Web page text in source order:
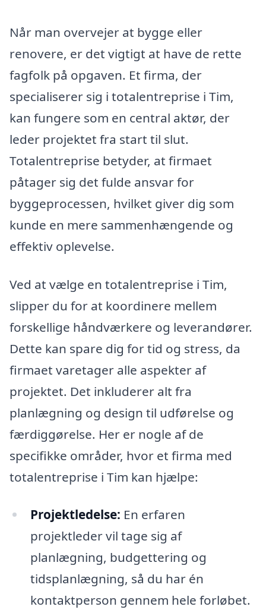
Når man overvejer at bygge eller
renovere, er det vigtigt at have de rette
fagfolk på opgaven. Et firma, der
specialiserer sig i totalentreprise i Tim,
kan fungere som en central aktør, der
leder projektet fra start til slut.
Totalentreprise betyder, at firmaet
påtager sig det fulde ansvar for
byggeprocessen, hvilket giver dig som
kunde en mere sammenhængende og
effektiv oplevelse.
Ved at vælge en totalentreprise i Tim,
slipper du for at koordinere mellem
forskellige håndværkere og leverandører.
Dette kan spare dig for tid og stress, da
firmaet varetager alle aspekter af
projektet. Det inkluderer alt fra
planlægning og design til udførelse og
færdiggørelse. Her er nogle af de
specifikke områder, hvor et firma med
totalentreprise i Tim kan hjælpe:
Projektledelse: En erfaren
projektleder vil tage sig af
planlægning, budgettering og
tidsplanlægning, så du har én
kontaktperson gennem hele forløbet.